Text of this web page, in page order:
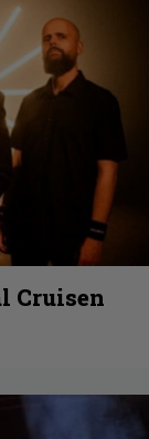
Cruisen